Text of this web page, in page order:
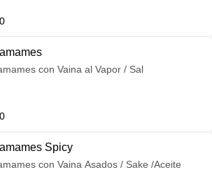
con Vaina al Vapor / Sal
Spicy
con Vaina Asados / Sake /Aceite